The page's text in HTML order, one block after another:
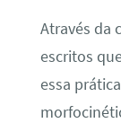
Através da
escritos
essa